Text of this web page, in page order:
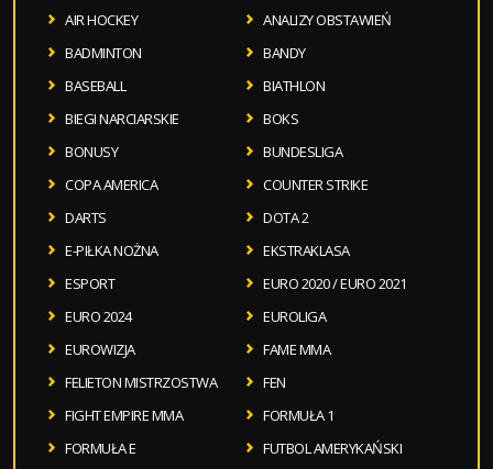
AIR HOCKEY
ANALIZY OBSTAWIEŃ
BADMINTON
BANDY
BASEBALL
BIATHLON
BIEGI NARCIARSKIE
BOKS
BONUSY
BUNDESLIGA
COPA AMERICA
COUNTER STRIKE
DARTS
DOTA 2
E-PIŁKA NOŻNA
EKSTRAKLASA
ESPORT
EURO 2020 / EURO 2021
EURO 2024
EUROLIGA
EUROWIZJA
FAME MMA
FELIETON MISTRZOSTWA
FEN
FIGHT EMPIRE MMA
FORMUŁA 1
FORMUŁA E
FUTBOL AMERYKAŃSKI